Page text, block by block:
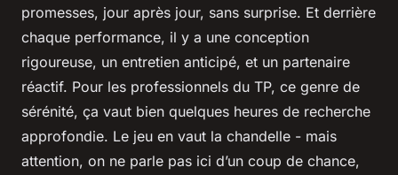
promesses, jour après jour, sans surprise. Et derrière
chaque performance, il y a une conception
rigoureuse, un entretien anticipé, et un partenaire
réactif. Pour les professionnels du TP, ce genre de
sérénité, ça vaut bien quelques heures de recherche
approfondie. Le jeu en vaut la chandelle - mais
attention, on ne parle pas ici d’un coup de chance,